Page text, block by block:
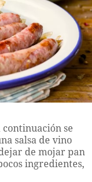
se
salsa de vino
de mojar pan
ingredientes,